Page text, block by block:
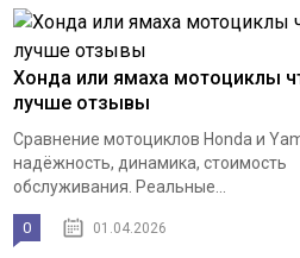
Хонда или ямаха мотоциклы
лучше отзывы
Сравнение мотоциклов Honda и
надёжность, динамика, стоимость
обслуживания. Реальные...
0 01.04.2026